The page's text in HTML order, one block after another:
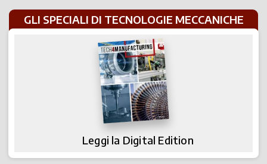
GLI SPECIALI DI TECNOLOGIE MECCANICHE
Leggi la Digital Edition